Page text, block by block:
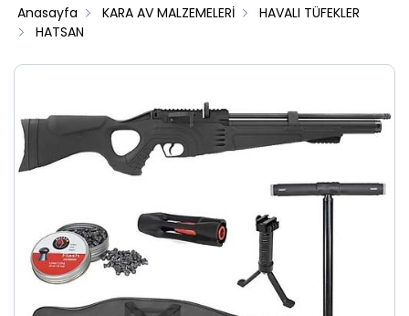
Anasayfa KARA AV MALZEMELERİ
HAVALI TÜFEKLER
HATSAN